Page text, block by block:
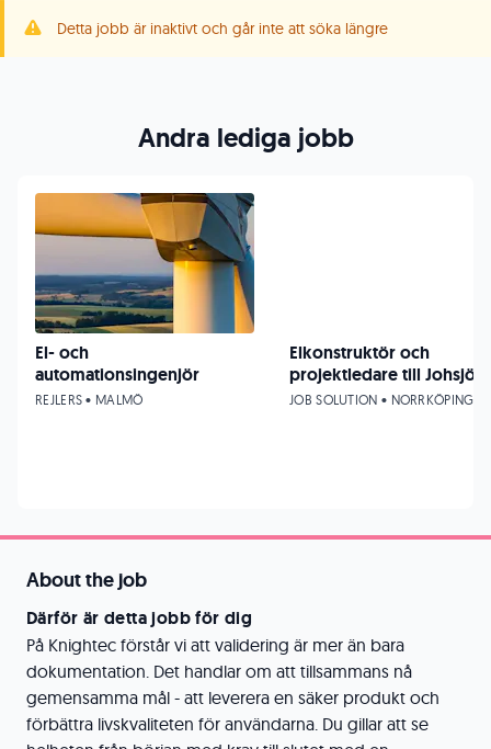
Detta jobb är inaktivt och går inte att söka längre
About the job
Därför är detta jobb för dig
På Knightec förstår vi att validering är mer än bara
dokumentation. Det handlar om att tillsammans nå
gemensamma mål - att leverera en säker produkt och
förbättra livskvaliteten för användarna. Du gillar att se
Andra lediga jobb
El- och
automationsingenjör
REJLERS • MALMÖ
Elkonstruktör och
projektledare till Johsjö!
JOB SOLUTION • NORRKÖPING